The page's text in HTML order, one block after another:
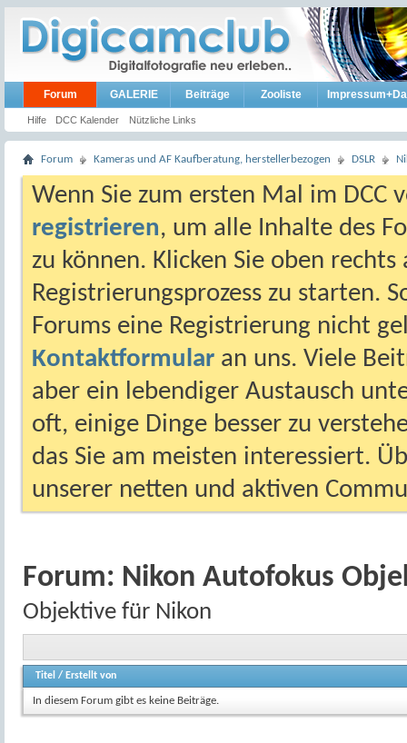
Forum
Hilfe DCC Kalender Nützliche Links
GALERIE Beiträge Zooliste
Forum Kameras und AF Kaufberatung, herstellerbezogen DSLR
Wenn Sie zum ersten Mal im DCC
registrieren, um alle Inhalte des
zu können. Klicken Sie oben
Registrierungsprozess zu starten.
Forums eine Registrierung nicht
Kontaktformular an uns. Viele
aber ein lebendiger Austausch
oft, einige Dinge besser zu
das Sie am meisten interessiert.
unserer netten und aktiven
Forum: Nikon Autofokus
Objektive für Nikon
Titel / Erstellt von
In diesem Forum gibt es keine Beiträge.